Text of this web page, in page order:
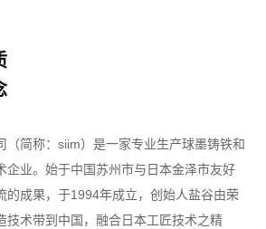
（简称：siim）是一家专业生产球墨铸铁和
企业。始于中国苏州市与日本金泽市友好
的成果，于1994年成立，创始人盐谷由荣
技术带到中国，融合日本工匠技术之精